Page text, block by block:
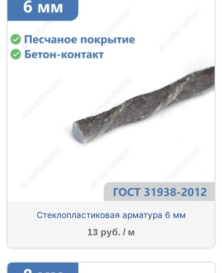
Стеклопластиковая арматура 6 мм
13 руб. / м